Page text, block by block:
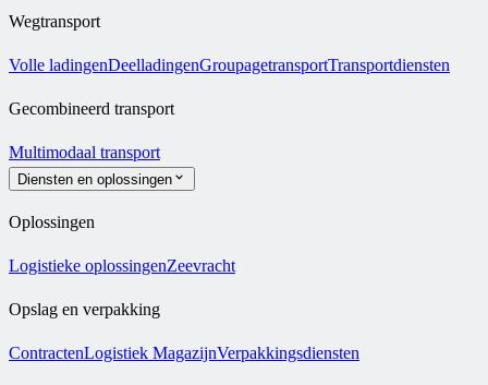
Wegtransport
Volle ladingenDeelladingenGroupagetransportTransportdiensten
Gecombineerd transport
Multimodaal transport
Diensten en oplossingen
Oplossingen
Logistieke oplossingenZeevracht
Opslag en verpakking
ContractenLogistiek MagazijnVerpakkingsdiensten